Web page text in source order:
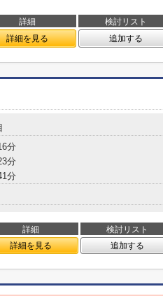
詳細 検討リスト
詳細を見る 追加する
分
分
分
詳細
検討リスト
詳細を見る 追加する